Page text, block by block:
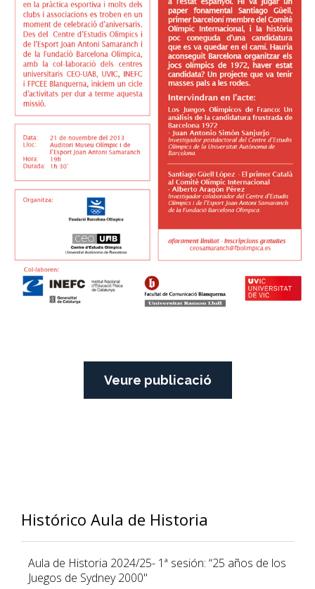
Veure publicació
Histórico Aula de Historia
Aula de Historia 2024/25- 1ª sesión: “25 años de los
Juegos de Sydney 2000"